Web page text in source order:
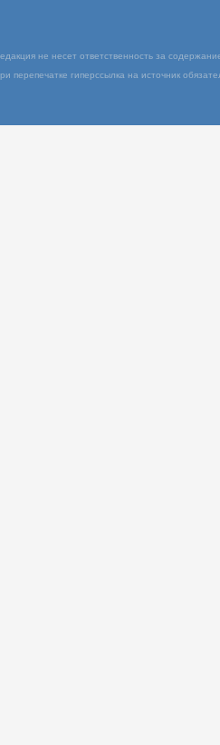
Телефон редакции: (063) 994-63-77
При